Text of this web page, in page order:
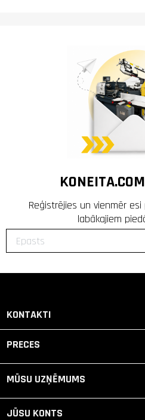
Reģistrējies un vienmēr
labākajiem
KONTAKTI
PRECES
MŪSU UZŅĒMUMS
JŪSU KONTS